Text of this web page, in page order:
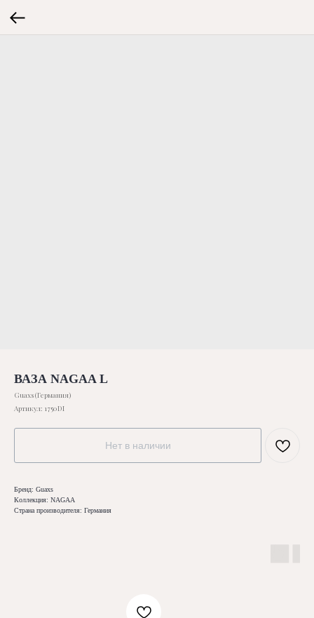
ВАЗА NAGAA L
Guaxs (Германия)
Артикул: 1750DI
Нет в наличии
Бренд: Guaxs
Коллекция: NAGAA
Страна производителя: Германия